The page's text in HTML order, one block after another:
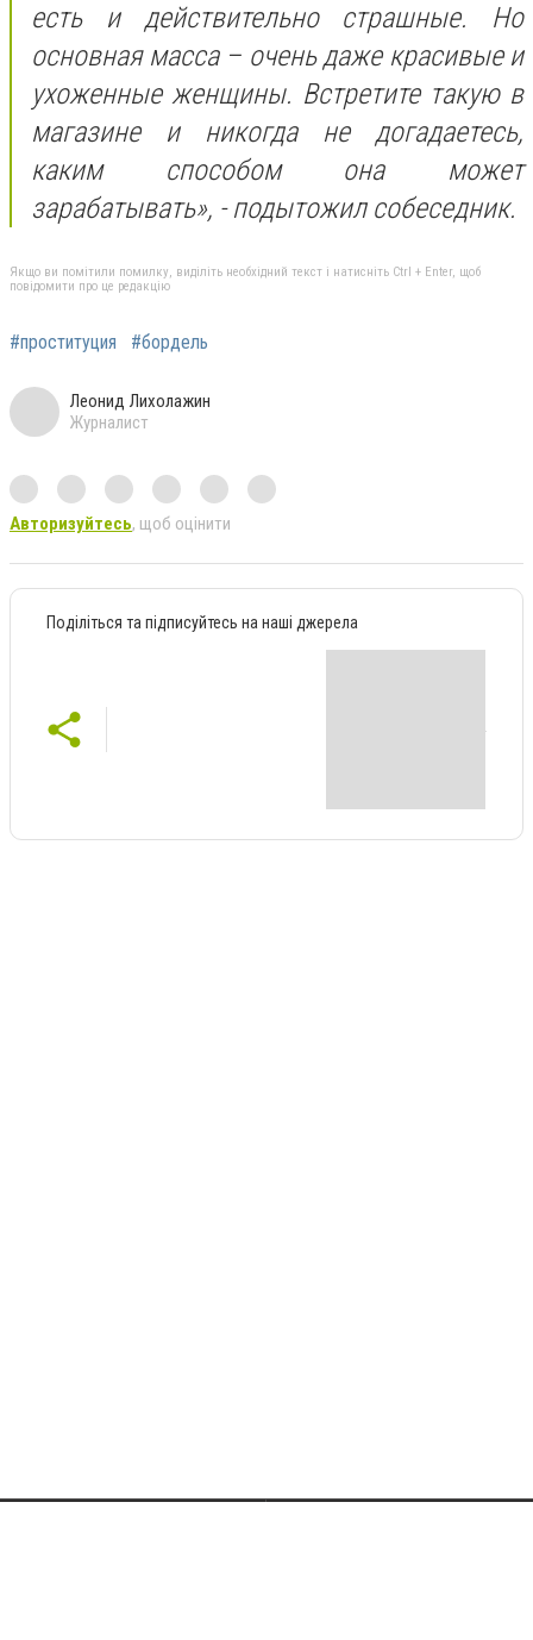
есть и действительно страшные. Но
основная масса – очень даже красивые и
ухоженные женщины. Встретите такую в
магазине и никогда не догадаетесь,
каким способом она может
зарабатывать», - подытожил собеседник.
Якщо ви помітили помилку, виділіть необхідний текст і натисніть Ctrl + Enter, щоб
повідомити про це редакцію
#проституция #бордель
Леонид Лихолажин
Журналист
Авторизуйтесь, щоб оцінити
Поділіться та підписуйтесь на наші джерела